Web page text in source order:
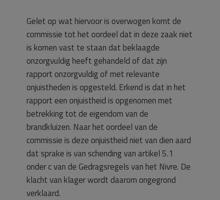
Gelet op wat hiervoor is overwogen komt de
commissie tot het oordeel dat in deze zaak niet
is komen vast te staan dat beklaagde
onzorgvuldig heeft gehandeld of dat zijn
rapport onzorgvuldig of met relevante
onjuistheden is opgesteld. Erkend is dat in het
rapport een onjuistheid is opgenomen met
betrekking tot de eigendom van de
brandkluizen. Naar het oordeel van de
commissie is deze onjuistheid niet van dien aard
dat sprake is van schending van artikel 5.1
onder c van de Gedragsregels van het Nivre. De
klacht van klager wordt daarom ongegrond
verklaard.